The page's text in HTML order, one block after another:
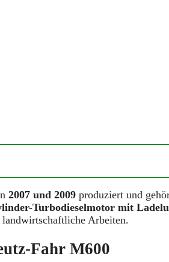
2007 und 2009 produziert und
Turbodieselmotor mit
Arbeiten.
Fahr M600